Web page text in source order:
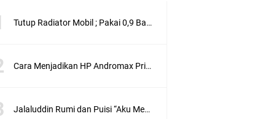
40 Tahun
Tutup Radiator Mobil ; Pakai 0,9 Bar atau 1,1 Bar ?
Cara Menjadikan HP Andromax Prime 4G LTE sebagai Perangkat Wifi Hotspot
Jalaluddin Rumi dan Puisi “Aku Mencintamu dalam Diam”